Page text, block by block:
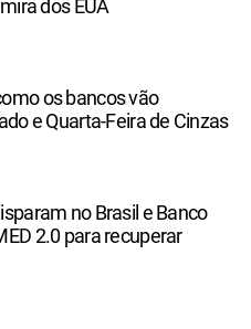
dos EUA
os bancos vão
e Quarta-Feira de Cinzas
no Brasil e Banco
2.0 para recuperar